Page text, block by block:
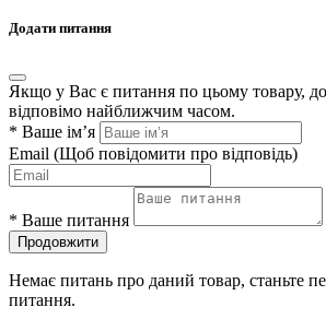
Додати питання
Якщо у Вас є питання по цьому товару,
відповімо найближчим часом.
* Ваше ім’я
Email (Щоб повідомити про відповідь)
* Ваше питання
Продовжити
Немає питань про даний товар, станьте
питання.